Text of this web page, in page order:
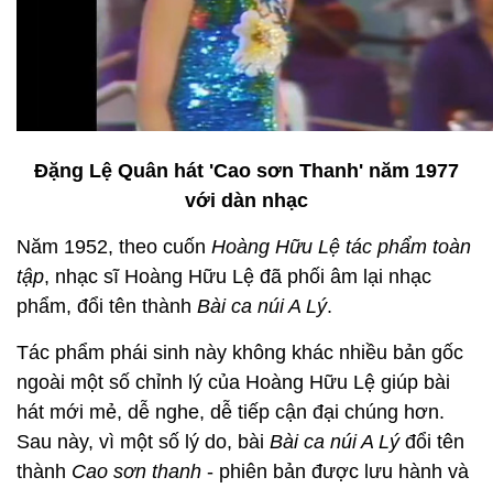
Đặng Lệ Quân hát 'Cao sơn Thanh' năm 1977
với dàn nhạc
Năm 1952, theo cuốn Hoàng Hữu Lệ tác phẩm toàn
tập, nhạc sĩ Hoàng Hữu Lệ đã phối âm lại nhạc
phẩm, đổi tên thành Bài ca núi A Lý.
Tác phẩm phái sinh này không khác nhiều bản gốc
ngoài một số chỉnh lý của Hoàng Hữu Lệ giúp bài
hát mới mẻ, dễ nghe, dễ tiếp cận đại chúng hơn.
Sau này, vì một số lý do, bài Bài ca núi A Lýđổi tên
thành Cao sơn thanh - phiên bản được lưu hành và